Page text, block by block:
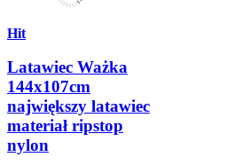
Hit
Latawiec Ważka
144x107cm
największy latawiec
materiał ripstop
nylon